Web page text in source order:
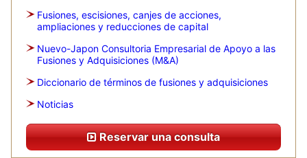
Fusiones, escisiones, canjes de acciones,
ampliaciones y reducciones de capital
Nuevo-Japon Consultoria Empresarial de Apoyo a las
Fusiones y Adquisiciones (M&A)
Diccionario de términos de fusiones y adquisiciones
Noticias
Reservar una consulta